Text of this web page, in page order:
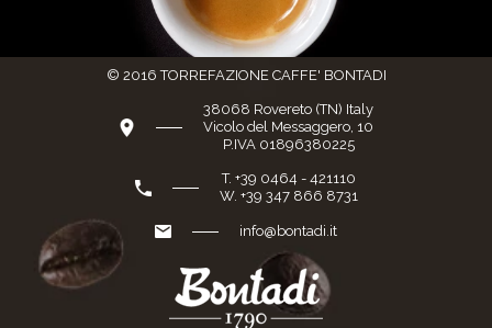
© 2016 TORREFAZIONE CAFFE' BONTADI
38068 Rovereto (TN) Italy
Vicolo del Messaggero, 10
P.IVA 01896380225
T. +39 0464 - 421110
W. +39 347 866 8731
info@bontadi.it